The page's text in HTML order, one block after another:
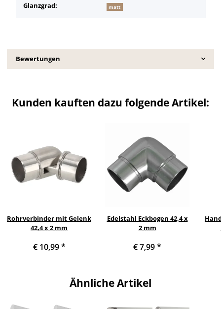
Glanzgrad: matt
Bewertungen
Kunden kauften dazu folgende Artikel:
Rohrverbinder mit Gelenk
42,4 x 2 mm
€ 10,99*
Edelstahl Eckbogen 42,4 x
2 mm
€ 7,99*
Ähnliche Artikel